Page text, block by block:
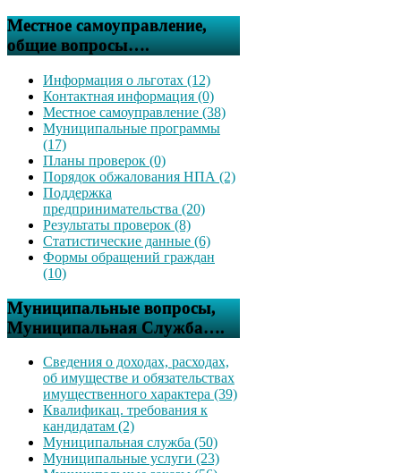
Местное самоуправление,
общие вопросы….
Информация о льготах (12)
Контактная информация (0)
Местное самоуправление (38)
Муниципальные программы
(17)
Планы проверок (0)
Порядок обжалования НПА (2)
Поддержка
предпринимательства (20)
Результаты проверок (8)
Статистические данные (6)
Формы обращений граждан
(10)
Муниципальные вопросы,
Муниципальная Служба….
Сведения о доходах, расходах,
об имуществе и обязательствах
имущественного характера (39)
Квалификац. требования к
кандидатам (2)
Муниципальная служба (50)
Муниципальные услуги (23)